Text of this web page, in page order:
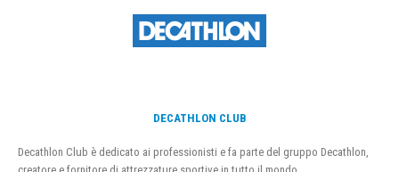
DECATHLON CLUB
Decathlon Club è dedicato ai professionisti e fa parte del gruppo Decathlon,